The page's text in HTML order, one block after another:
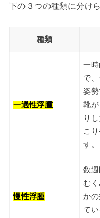
下の３つの種類に分け
種類
一過性浮腫
一
で
姿勢
靴
り
こ
す。
慢性浮腫
数週
む
か
て